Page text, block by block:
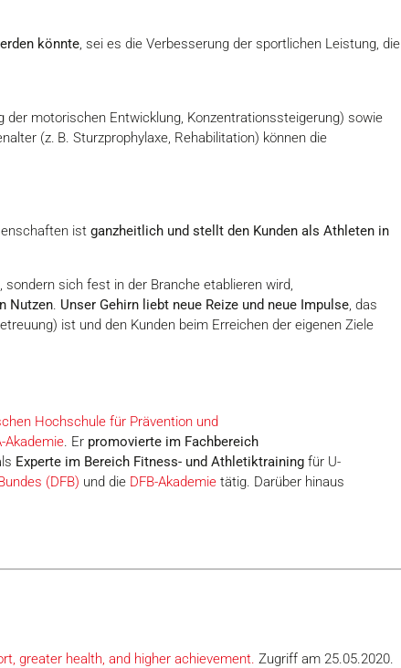
könnte, sei es die Verbesserung der sportlichen Leistung, die
der motorischen Entwicklung, Konzentrationssteigerung) sowie
(z. B. Sturzprophylaxe, Rehabilitation) können die
ist ganzheitlich und stellt den Kunden als Athleten in
sich fest in der Branche etablieren wird,
Nutzen. Unser Gehirn liebt neue Reize und neue Impulse , das
ist und den Kunden beim Erreichen der eigenen Ziele
Hochschule für Prävention und
Akademie. Er promovierte im Fachbereich
Experte im Bereich Fitness- und Athletiktrainingfür U-
(DFB) und die DFB-Akademie tätig. Darüber hinaus
greater health, and higher achievement. Zugriff am 25.05.2020.